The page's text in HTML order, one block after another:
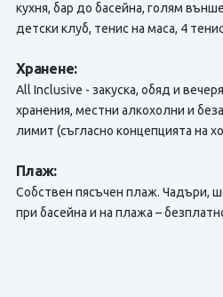
кухня, бар до басейна, голям
детски клуб, тенис на маса, 4
Хранене:
All Inclusive - закуска, обяд и
хранения, местни алкохолни и
лимит (съгласно концепцията на
Плаж:
Собствен пясъчен плаж. Чадъри,
при басейна и на плажа –